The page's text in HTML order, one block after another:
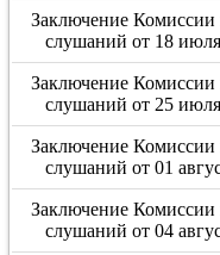
Заключение Комиссии
слушаний от 18
Заключение Комиссии
слушаний от 25
Заключение Комиссии
слушаний от 01
Заключение Комиссии
слушаний от 04